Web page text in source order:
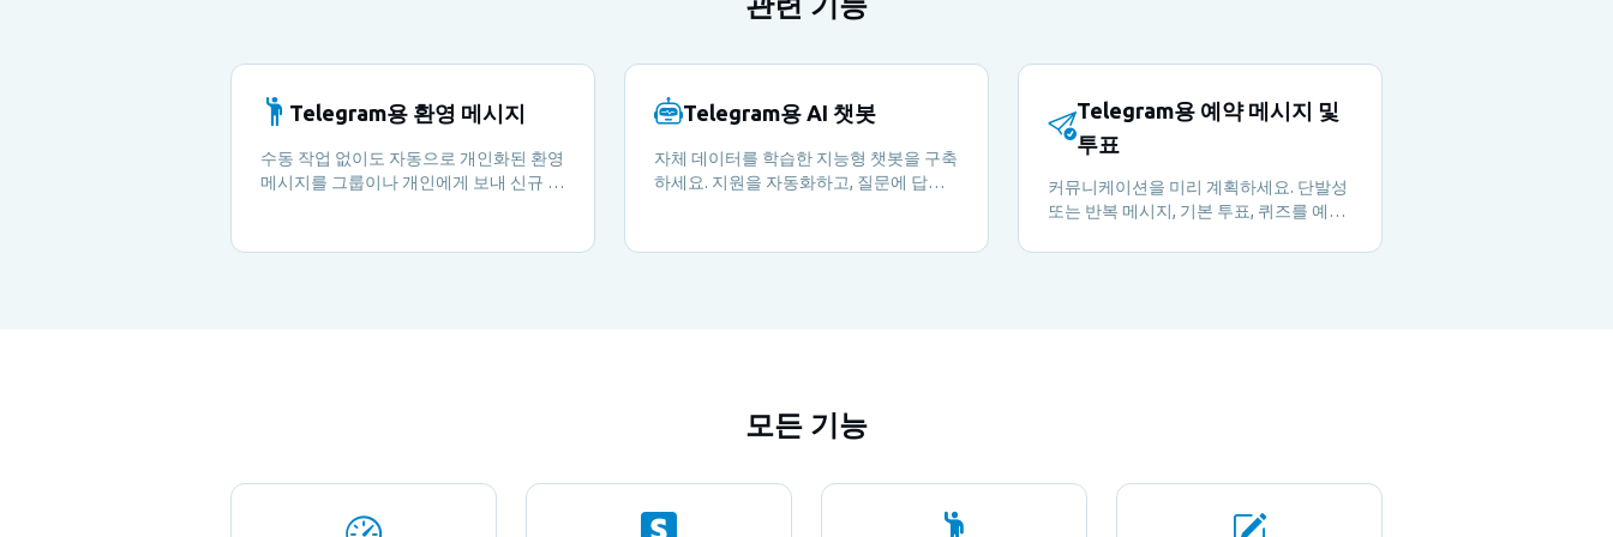
Telegram용 환영 메시지
수동 작업 없이도 자동으로 개인화된 환영
메시지를 그룹이나 개인에게 보내 신규 회
Telegram용 AI 챗봇
자체 데이터를 학습한 지능형 챗봇을 구축
하세요. 지원을 자동화하고, 질문에 답변
Telegram용 예약 메시지 및
투표
커뮤니케이션을 미리 계획하세요. 단발성
또는 반복 메시지, 기본 투표, 퀴즈를 예약
지할 수 있습니다.
모든 기능